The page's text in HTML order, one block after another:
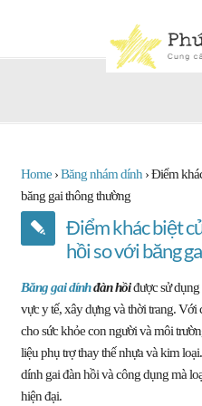
Home ›Băng nhám dính ›Điểm
băng gai thông thường
Điểm khác biệt
hồi so với băng
Băng gai dínhđàn hồiđược sử
vực y tế, xây dựng và thời trang. Với
cho sức khỏe con người và môi
liệu phụ trợ thay thế nhựa và kim
dính gai đàn hồi và công dụng mà
hiện đại.